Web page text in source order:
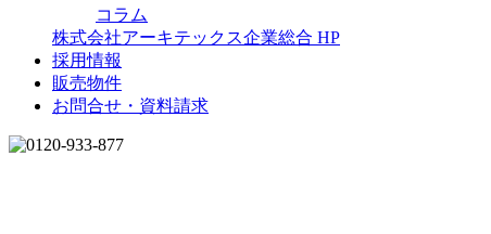
コラム
株式会社アーキテックス企業総合 HP
採用情報
販売物件
お問合せ・資料請求